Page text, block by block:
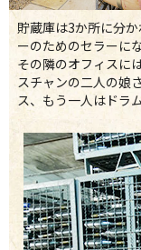
貯蔵庫は3か所に分
ーのためのセラーに
その隣のオフィスに
スチャンの二人の娘
ス、もう一人はドラ